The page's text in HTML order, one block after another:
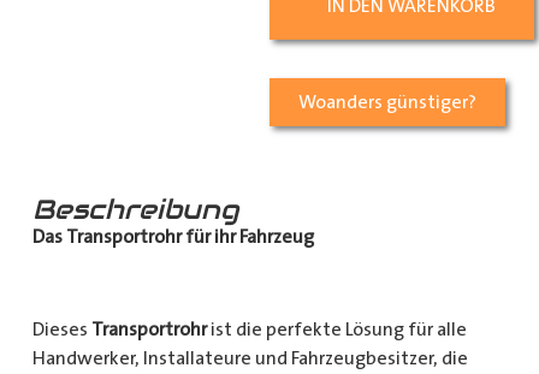
IN DEN WARENKORB
Woanders günstiger?
Beschreibung
Das Transportrohr für ihr Fahrzeug
Dieses Transportrohrist die perfekte Lösung für alle
Handwerker, Installateure und Fahrzeugbesitzer, die